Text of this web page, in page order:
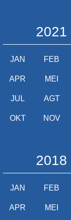
2021
JAN FEB
APR MEI
JUL AGT
OKT NOV
2018
JAN FEB
APR MEI